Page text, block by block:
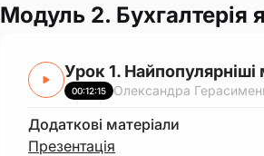
Модуль 2. Бухгалтерія
Урок 1.
00:12:15 Олександра
Додаткові матеріали
Презентація